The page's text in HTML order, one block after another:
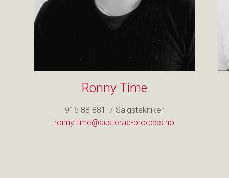
Ronny Time
916 88 881 / Salgstekniker
ronny.time@austeraa-process.no